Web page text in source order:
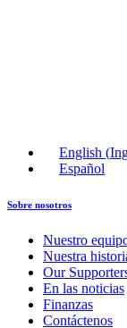
English (
Español
Sobre nosotros
Nuestro
Nuestra
Our
En las noticias
Finanzas
Contáctenos